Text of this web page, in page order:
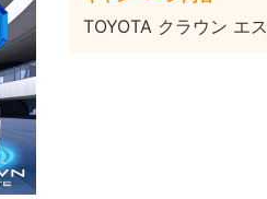
TOYOTA クラウン エ